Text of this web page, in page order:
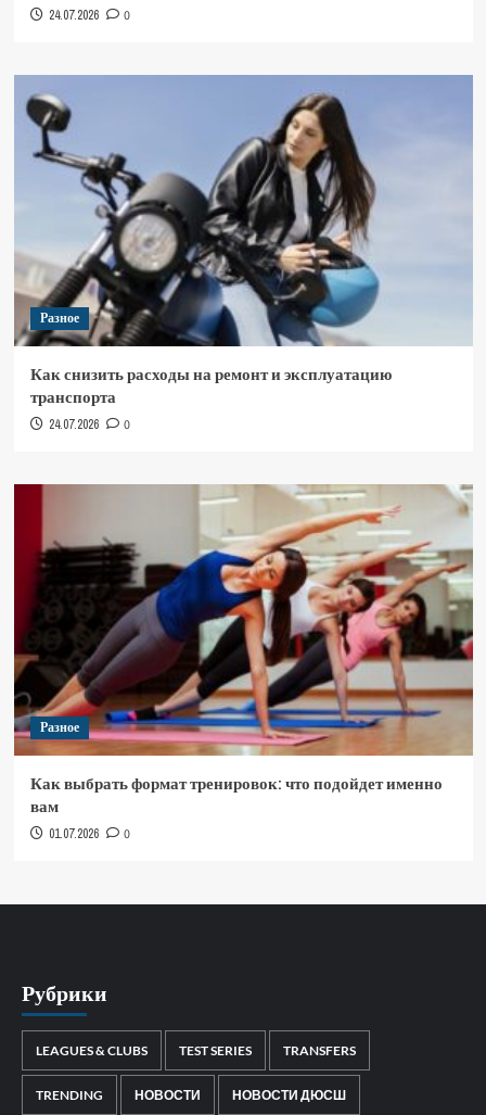
24.07.2026 0
Разное
Как снизить расходы на ремонт и эксплуатацию
транспорта
24.07.2026 0
Разное
Как выбрать формат тренировок: что подойдет именно
вам
01.07.2026 0
Рубрики
LEAGUES & CLUBS TEST SERIES TRANSFERS
TRENDING НОВОСТИ НОВОСТИ ДЮСШ